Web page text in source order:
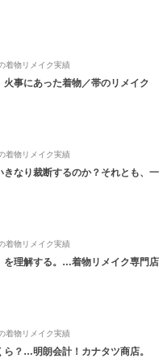
着物リメイク実績
事にあった着物／帯のリメイク
着物リメイク実績
きなり裁断するのか？それとも、一
着物リメイク実績
を理解する。…着物リメイク専門店
着物リメイク実績
？…明朗会計！カナタツ商店。